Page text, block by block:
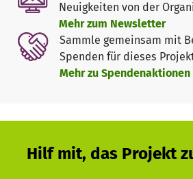
Neuigkeiten von der
Mehr zum Newsletter
Sammle gemeinsam mit
Spenden für dieses
Mehr zu Spendenaktionen
Hilf mit, das Projekt